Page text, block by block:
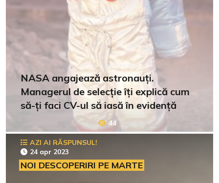
NASA angajează astronauți.
Managerul de selecție îți explică cum
să-ți faci CV-ul să iasă în evidență
44
AZI AI RĂSPUNSUL!
24 apr 2023
NOI DESCOPERIRI PE MARTE